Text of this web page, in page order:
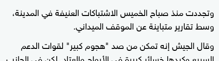
وتجددت منذ صباح الخميس الاشتباكات العنيفة في المدينة،
وسط تقارير متباينة عن الموقف الميداني.
وقال الجيش إنه تمكن من صد "هجوم كبير" لقوات الدعم